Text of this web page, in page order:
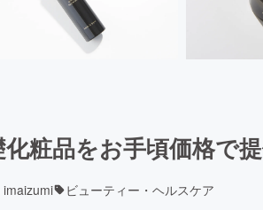
粧品をお手頃価格で
imaizumi ビューティー・ヘルスケア